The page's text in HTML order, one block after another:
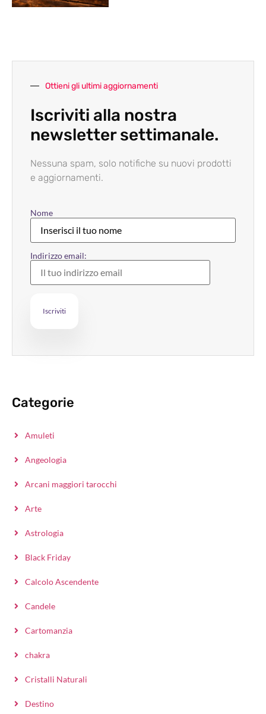
Ottieni gli ultimi aggiornamenti
Iscriviti alla nostra
newsletter settimanale.
Nessuna spam, solo notifiche su nuovi prodotti
e aggiornamenti.
Nome
Indirizzo email:
Categorie
Amuleti
Angeologia
Arcani maggiori tarocchi
Arte
Astrologia
Black Friday
Calcolo Ascendente
Candele
Cartomanzia
chakra
Cristalli Naturali
Destino